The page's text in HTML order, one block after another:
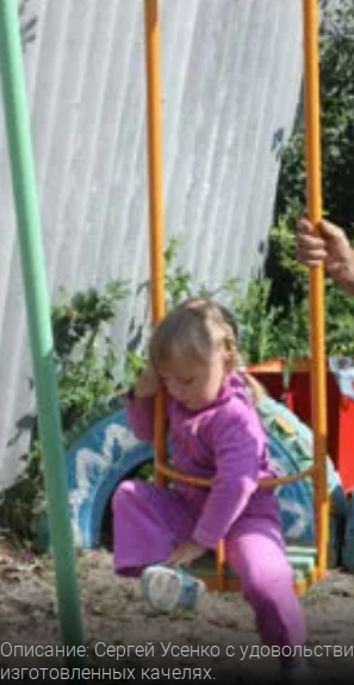
Описание: Сергей Усенко с
изготовленных качелях.